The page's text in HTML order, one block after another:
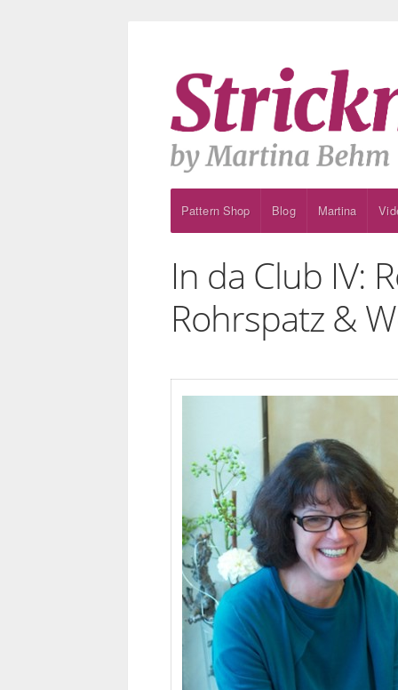
Pattern Shop Blog Martina
In da Club IV:
Rohrspatz &